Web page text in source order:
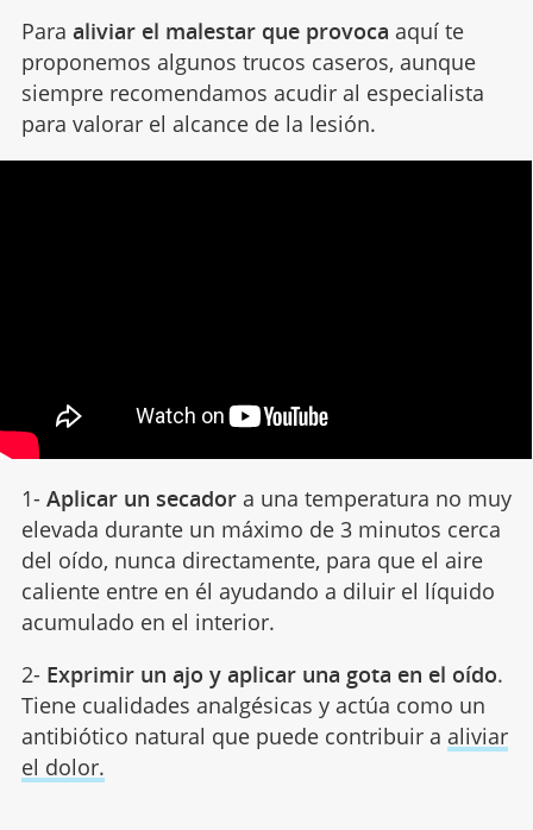
Para aliviar el malestar que provoca aquí te
proponemos algunos trucos caseros, aunque
siempre recomendamos acudir al especialista
para valorar el alcance de la lesión.
1- Aplicar un secadora una temperatura no muy
elevada durante un máximo de 3 minutos cerca
del oído, nunca directamente, para que el aire
caliente entre en él ayudando a diluir el líquido
acumulado en el interior.
2- Exprimir un ajo y aplicar una gota en el oído.
Tiene cualidades analgésicas y actúa como un
antibiótico natural que puede contribuir a aliviar
el dolor.